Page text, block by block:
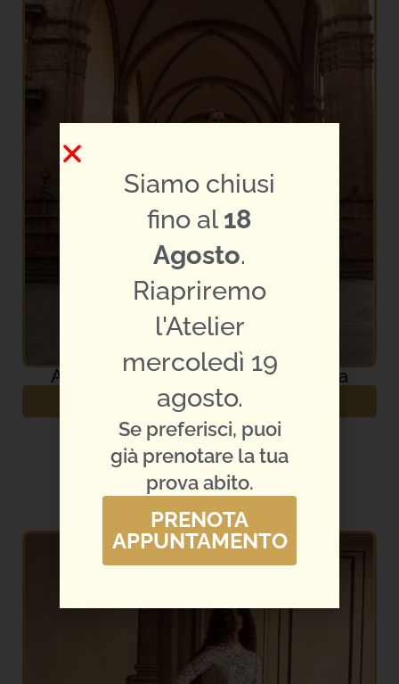
Abito da Sposa Milla Nova – Virelda
GUARDA L'ABITO
Siamo chiusi
fino al18
Agosto.
Riapriremo
l'Atelier
mercoledì 19
agosto.
Se preferisci, puoi
già prenotare la tua
prova abito.
PRENOTA
APPUNTAMENTO